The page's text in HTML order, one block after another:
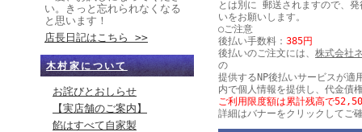
い。きっと忘れられなくなる
と思います！
店長日記はこちら >>
木村家について
お詫びとおしらせ
【実店舗のご案内】
餡はすべて自家製
とは別に 郵送されますので、
いをお願いします。
○ご注意
後払い手数料： 385円
後払いのご注文には、 株式会社
の
提供するNP後払いサービスが適
内で個人情報を提供し、代金債
ご利用限度額は累計残高で
詳細はバナーをクリックしてご